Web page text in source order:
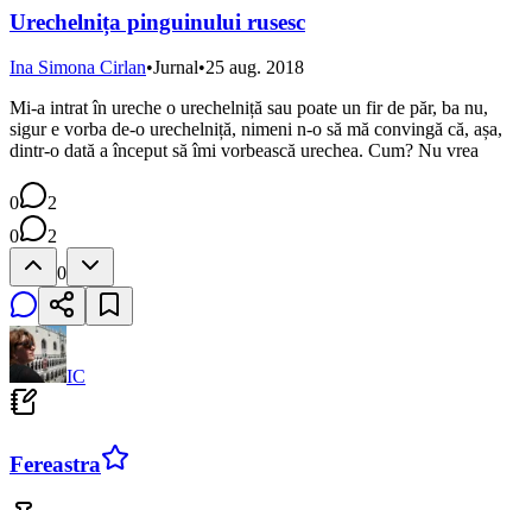
Urechelnița pinguinului rusesc
Ina Simona Cirlan•Jurnal•25 aug. 2018
Mi-a intrat în ureche o urechelniță sau poate un fir de păr, ba nu,
sigur e vorba de-o urechelniță, nimeni n-o să mă convingă că, așa,
dintr-o dată a început să îmi vorbească urechea. Cum? Nu vrea
0
2
0
2
0
IC
Fereastra